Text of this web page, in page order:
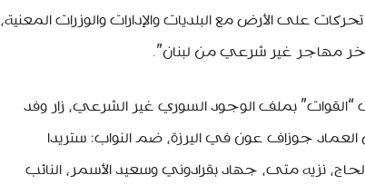
على الأرض مع البلديات والإدارات والوزرات المعنية،
آخر مهاجر غير شرعي من لبنان”.
بملف الوجود السوري غير الشرعي، زار وفد
العماد جوزاف عون في اليرزة، ضم النواب: ستريدا
نزيه متى، جهاد بقرادوني وسعيد الأسمر، النائب